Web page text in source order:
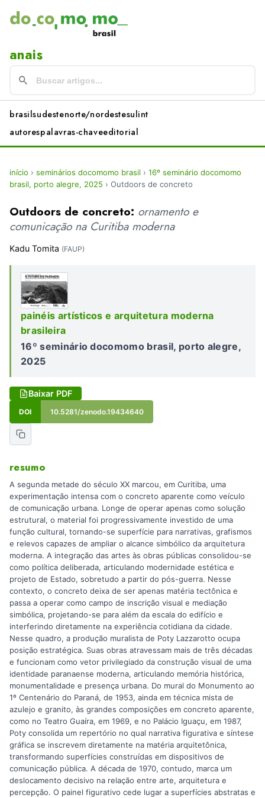
anais
brasilsudestenorte/nordestesulint
autorespalavras-chaveeditorial
início › seminários docomomo brasil › 16º seminário docomomo
brasil, porto alegre, 2025 › Outdoors de concreto
Outdoors de concreto: ornamento e
comunicação na Curitiba moderna
Kadu Tomita (FAUP)
painéis artísticos e arquitetura moderna
brasileira
16º seminário docomomo brasil, porto alegre,
2025
Baixar PDF
DOI 10.5281/zenodo.19434640
resumo
A segunda metade do século XX marcou, em Curitiba, uma
experimentação intensa com o concreto aparente como veículo
de comunicação urbana. Longe de operar apenas como solução
estrutural, o material foi progressivamente investido de uma
função cultural, tornando-se superfície para narrativas, grafismos
e relevos capazes de ampliar o alcance simbólico da arquitetura
moderna. A integração das artes às obras públicas consolidou-se
como política deliberada, articulando modernidade estética e
projeto de Estado, sobretudo a partir do pós-guerra. Nesse
contexto, o concreto deixa de ser apenas matéria tectônica e
passa a operar como campo de inscrição visual e mediação
simbólica, projetando-se para além da escala do edifício e
interferindo diretamente na experiência cotidiana da cidade.
Nesse quadro, a produção muralista de Poty Lazzarotto ocupa
posição estratégica. Suas obras atravessam mais de três décadas
e funcionam como vetor privilegiado da construção visual de uma
identidade paranaense moderna, articulando memória histórica,
monumentalidade e presença urbana. Do mural do Monumento ao
1º Centenário do Paraná, de 1953, ainda em técnica mista de
azulejo e granito, às grandes composições em concreto aparente,
como no Teatro Guaíra, em 1969, e no Palácio Iguaçu, em 1987,
Poty consolida um repertório no qual narrativa figurativa e síntese
gráfica se inscrevem diretamente na matéria arquitetônica,
transformando superfícies construídas em dispositivos de
comunicação pública. A década de 1970, contudo, marca um
deslocamento decisivo na relação entre arte, arquitetura e
percepção. O painel figurativo cede lugar a superfícies abstratas e